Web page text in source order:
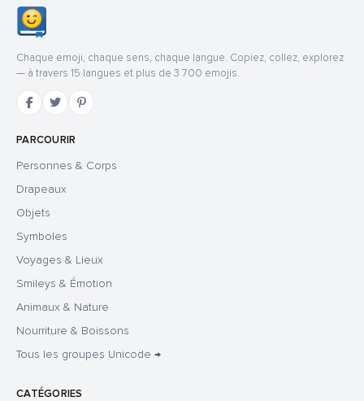
Chaque emoji, chaque sens, chaque langue. Copiez, collez, explorez
— à travers 15 langues et plus de 3 700 emojis.
PARCOURIR
Personnes & Corps
Drapeaux
Objets
Symboles
Voyages & Lieux
Smileys & Émotion
Animaux & Nature
Nourriture & Boissons
Tous les groupes Unicode →
CATÉGORIES